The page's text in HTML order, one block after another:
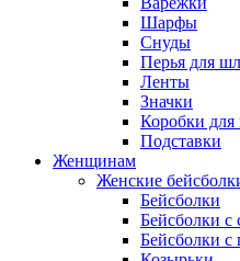
Шарфы
Снуды
Перья для
Ленты
Значки
Коробки для
Подставки
Женщинам
Женские
Бейсболки
Бейсболки с
Бейсболки